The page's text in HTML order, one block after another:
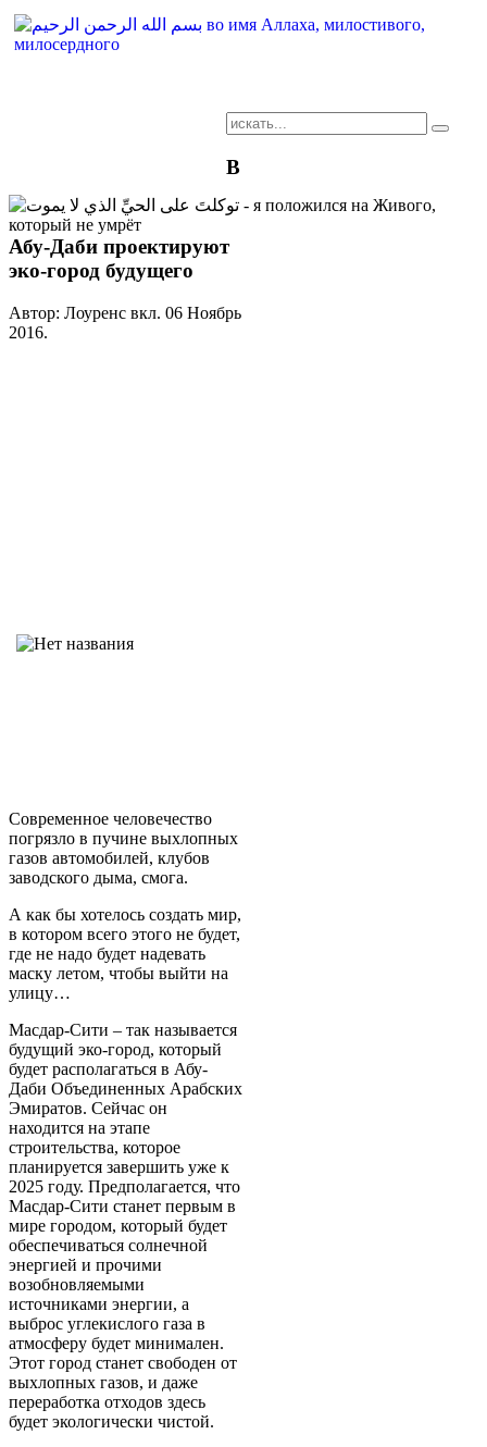
В
Абу-Даби проектируют
эко-город будущего
Автор: Лоуренс вкл. 06 Ноябрь
2016.
Современное человечество
погрязло в пучине выхлопных
газов автомобилей, клубов
заводского дыма, смога.
А как бы хотелось создать мир,
в котором всего этого не будет,
где не надо будет надевать
маску летом, чтобы выйти на
улицу…
Масдар-Сити – так называется
будущий эко-город, который
будет располагаться в Абу-
Даби Объединенных Арабских
Эмиратов. Сейчас он
находится на этапе
строительства, которое
планируется завершить уже к
2025 году. Предполагается, что
Масдар-Сити станет первым в
мире городом, который будет
обеспечиваться солнечной
энергией и прочими
возобновляемыми
источниками энергии, а
выброс углекислого газа в
атмосферу будет минимален.
Этот город станет свободен от
выхлопных газов, и даже
переработка отходов здесь
будет экологически чистой.